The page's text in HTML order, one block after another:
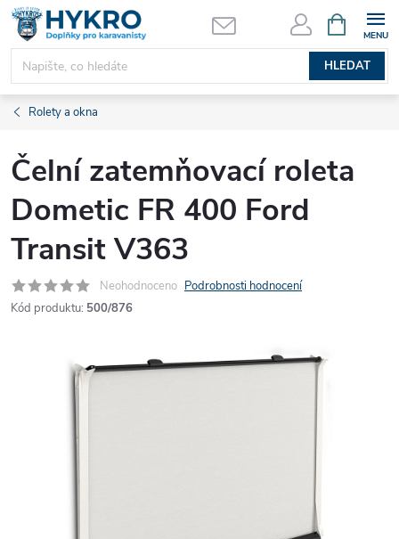
Přejít
obsah
HLEDAT
NÁKUPNÍ
KOŠÍK
Rolety a okna
Čelní zatemňovací roleta
Dometic FR 400 Ford
Transit V363
Neohodnoceno Podrobnosti hodnocení
Kód produktu: 500/876